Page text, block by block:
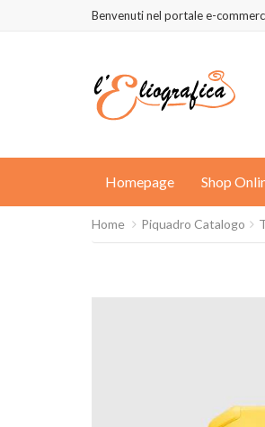
Benvenuti nel portale e-
Homepage Shop
Home Piquadro Catalogo